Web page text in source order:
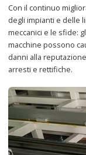
Con il continuo
degli impianti e delle
meccanici e le sfide:
macchine possono
danni alla
arresti e rettifiche.